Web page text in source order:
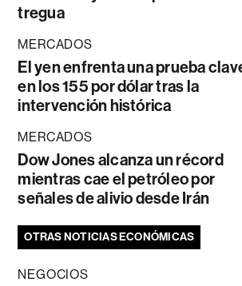
tregua
MERCADOS
El yen enfrenta una prueba
en los 155 por dólar tras la
intervención histórica
MERCADOS
Dow Jones alcanza un récord
mientras cae el petróleo por
señales de alivio desde Irán
OTRAS NOTICIAS ECONÓMICAS
NEGOCIOS